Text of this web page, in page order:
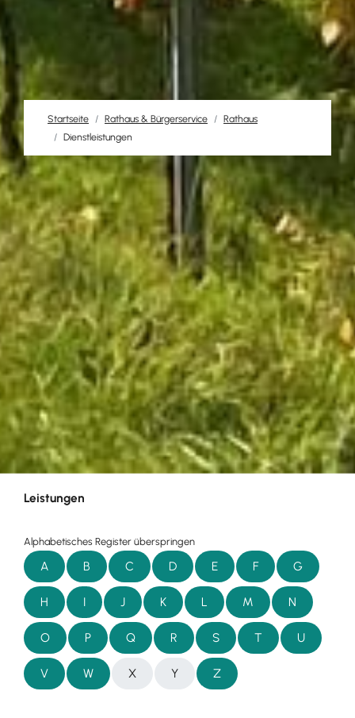
Startseite Rathaus & Bürgerservice
Rathaus
Dienstleistungen
Leistungen
Alphabetisches Register überspringen
A B C D E F G
H I J K L M N
O P Q R S T U
V W X Y Z